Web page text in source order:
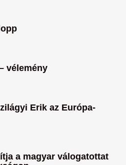
vélemény
Erik az Európa-
a magyar válogatottat